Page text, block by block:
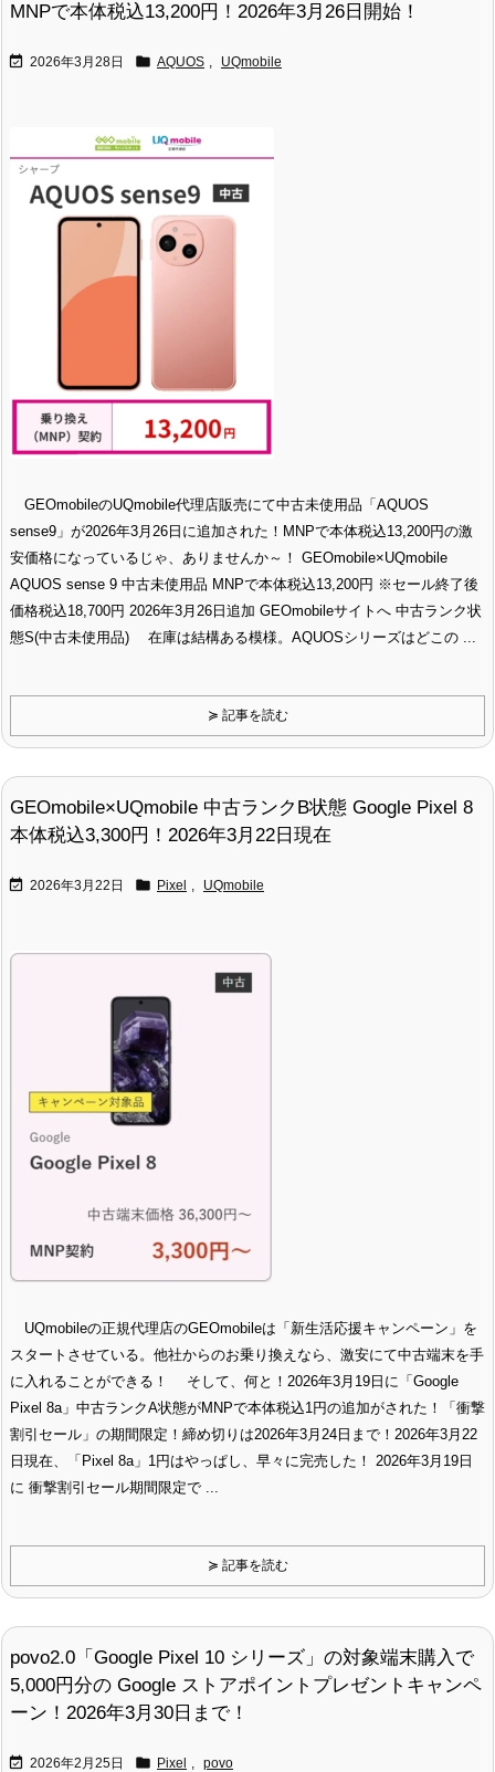
MNPで本体税込13,200円！2026年3月26日開始！
 2026年3月28日  AQUOS UQmobile
GEOmobileのUQmobile代理店販売にて中古未使用品「AQUOS
sense9」が2026年3月26日に追加された！MNPで本体税込13,200円の激
安価格になっているじゃ、ありませんか～！ GEOmobile×UQmobile
AQUOS sense 9 中古未使用品 MNPで本体税込13,200円 ※セール終了後
価格税込18,700円 2026年3月26日追加 GEOmobileサイトへ 中古ランク状
態S(中古未使用品) 在庫は結構ある模様。AQUOSシリーズはどこの ...
≽ 記事を読む
GEOmobile×UQmobile 中古ランクB状態 Google Pixel 8
本体税込3,300円！2026年3月22日現在
 2026年3月22日  Pixel UQmobile
UQmobileの正規代理店のGEOmobileは「新生活応援キャンペーン」を
スタートさせている。他社からのお乗り換えなら、激安にて中古端末を手
に入れることができる！ そして、何と！2026年3月19日に「Google
Pixel 8a」中古ランクA状態がMNPで本体税込1円の追加がされた！「衝撃
割引セール」の期間限定！締め切りは2026年3月24日まで！2026年3月22
日現在、「Pixel 8a」1円はやっぱし、早々に完売した！ 2026年3月19日
に 衝撃割引セール期間限定で ...
≽ 記事を読む
povo2.0「Google Pixel 10 シリーズ」の対象端末購入で
5,000円分の Google ストアポイントプレゼントキャンペ
ーン！2026年3月30日まで！
 2026年2月25日  Pixel povo